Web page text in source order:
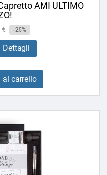
AMI ULTIMO
€ -25%
Dettagli
al carrello